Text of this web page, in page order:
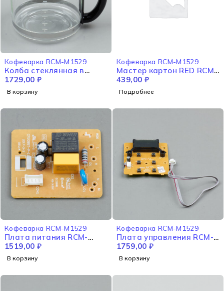
Кофеварка RCM-M1529
Колба стеклянная в
сборе RCM-M1529
1729,00 ₽
В корзину
Кофеварка RCM-M1529
Мастер картон RED RCM-
M1529
439,00 ₽
Подробнее
Кофеварка RCM-M1529
Плата питания RCM-
M1529
1519,00 ₽
В корзину
Кофеварка RCM-M1529
Плата управления RCM-
M1529
1759,00 ₽
В корзину